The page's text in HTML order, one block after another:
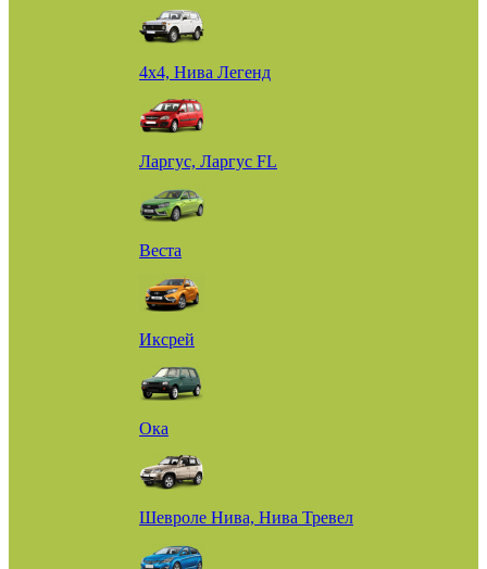
4х4, Нива Легенд
Ларгус, Ларгус FL
Веста
Иксрей
Ока
Шевроле Нива, Нива Тревел